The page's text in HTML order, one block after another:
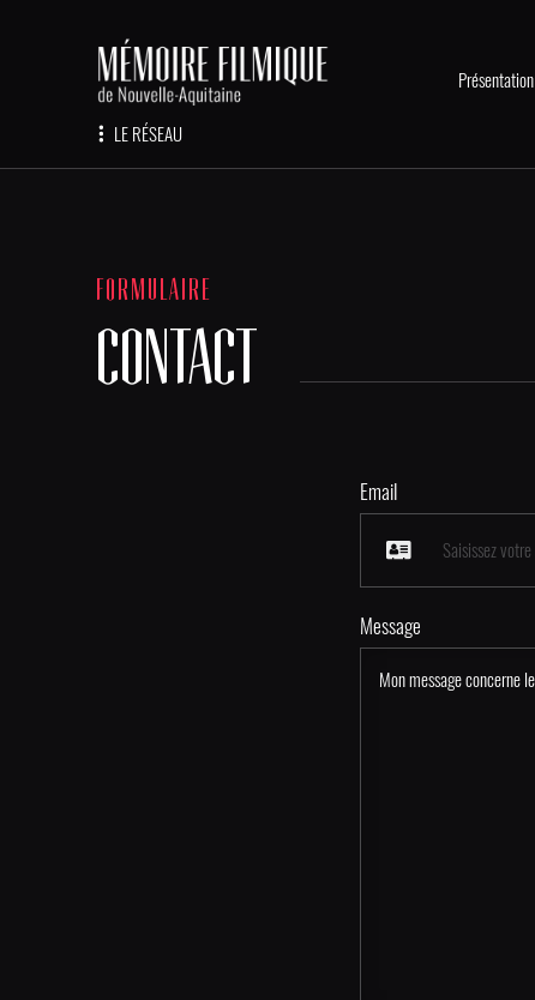
LE RÉSEAU
Présentation
FORMULAIRE
CONTACT
Email
Message